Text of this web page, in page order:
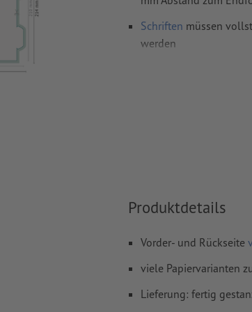
Schriften müssen
werden
CMYK,
FOGRA52 (PSO
Produktdetails
Vorder- und Rückseite
viele Papiervarianten
Lieferung: fertig